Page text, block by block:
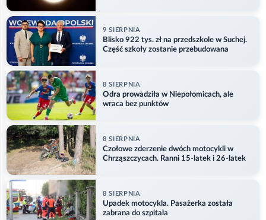
9 SIERPNIA
Blisko 922 tys. zł na przedszkole w Suchej.
Część szkoły zostanie przebudowana
8 SIERPNIA
Odra prowadziła w Niepołomicach, ale
wraca bez punktów
8 SIERPNIA
Czołowe zderzenie dwóch motocykli w
Chrząszczycach. Ranni 15-latek i 26-latek
8 SIERPNIA
Upadek motocykla. Pasażerka została
zabrana do szpitala